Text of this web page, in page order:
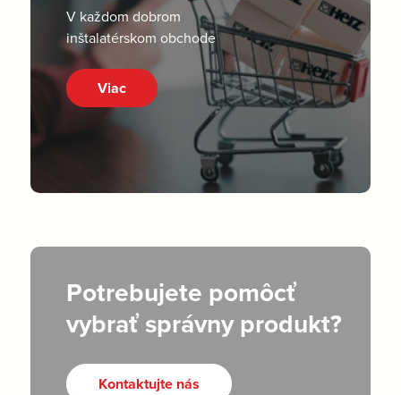
V každom dobrom
inštalatérskom obchode
Viac
Potrebujete pomôcť
vybrať správny produkt?
Kontaktujte nás